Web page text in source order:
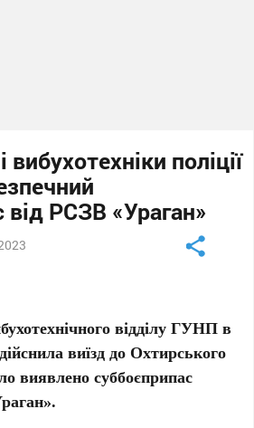
поліції
від РСЗВ «Ураган»
відділу ГУНП в
виїзд до Охтирського
виявлено суббоєприпас